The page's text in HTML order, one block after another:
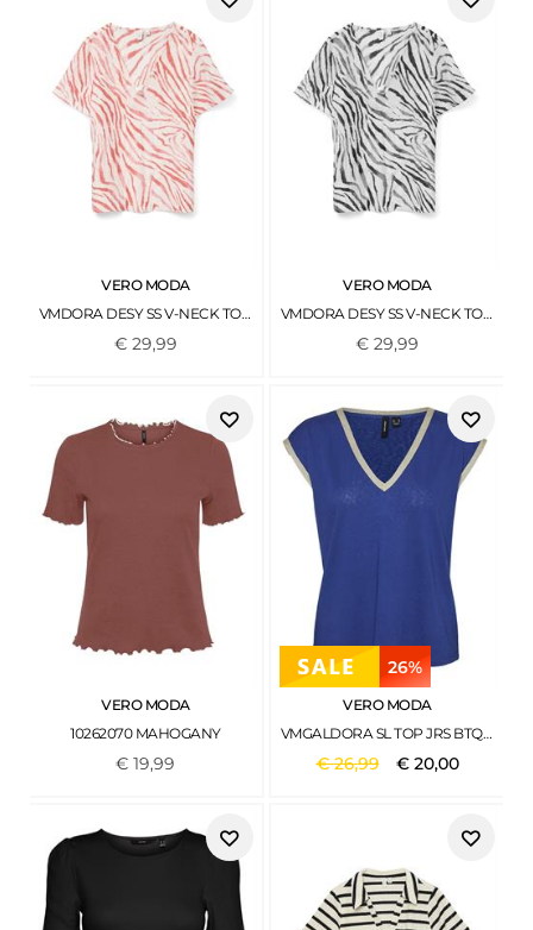
VERO MODA
VMDORA DESY SS V-NECK TOP WVN BTQ GA DUBARRY
€ 29,99
VERO MODA
VMDORA DESY SS V-NECK TOP WVN BTQ GA CLOUD DANCER
€29,99
VERO MODA
10262070 MAHOGANY
€19,99
26%
VERO MODA
VMGALDORA SL TOP JRS BTQ MAZARINE BLUE
€26,99 € 20,00